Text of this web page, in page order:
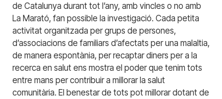
de Catalunya durant tot l’any, amb vincles o no amb
La Marató, fan possible la investigació. Cada petita
activitat organitzada per grups de persones,
d’associacions de familiars d’afectats per una malaltia,
de manera espontània, per recaptar diners per a la
recerca en salut ens mostra el poder que tenim tots
entre mans per contribuir a millorar la salut
comunitària. El benestar de tots pot millorar dotant de